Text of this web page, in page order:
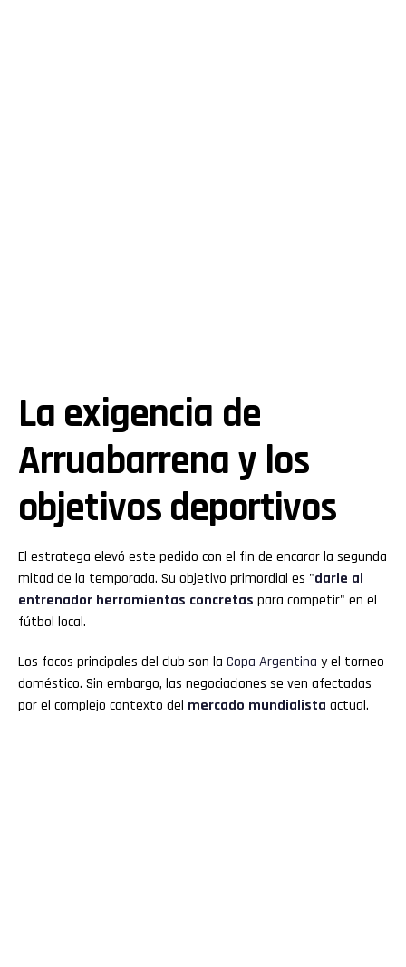
La exigencia de
Arruabarrena y los
objetivos deportivos
El estratega elevó este pedido con el fin de encarar la segunda
mitad de la temporada. Su objetivo primordial es "darle al
entrenador herramientas concretas para competir" en el
fútbol local.
Los focos principales del club son la Copa Argentina y el torneo
doméstico. Sin embargo, las negociaciones se ven afectadas
por el complejo contexto del mercado mundialista actual.